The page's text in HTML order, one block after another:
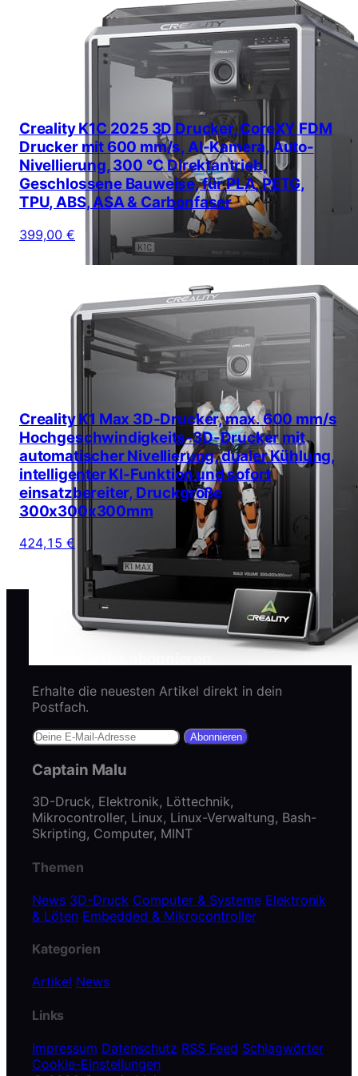
Creality K1C 2025 3D Drucker, CoreXY FDM
Drucker mit 600 mm/s, AI-Kamera, Auto-
Nivellierung, 300 °C Direktantrieb,
Geschlossene Bauweise, für PLA, PETG,
TPU, ABS, ASA & Carbonfaser
399,00 €
Creality K1 Max 3D-Drucker, max. 600 mm/s
Hochgeschwindigkeits-3D-Drucker mit
automatischer Nivellierung, dualer Kühlung,
intelligenter KI-Funktion und sofort
einsatzbereiter, Druckgröße
300x300x300mm
424,15 €
Erhalte die neuesten Artikel direkt in dein
Postfach.
Abonnieren
Captain Malu
3D-Druck, Elektronik, Löttechnik,
Mikrocontroller, Linux, Linux-Verwaltung, Bash-
Skripting, Computer, MINT
Themen
News 3D-Druck Computer & Systeme Elektronik
& Löten Embedded & Mikrocontroller
Kategorien
Artikel News
Links
Impressum Datenschutz RSS Feed Schlagwörter
Cookie-Einstellungen